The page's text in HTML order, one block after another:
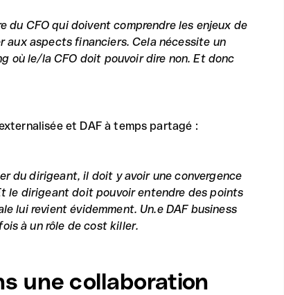
du CFO qui doivent comprendre les enjeux de
aspects financiers. Cela nécessite un
où le/la CFO doit pouvoir dire non. Et donc
et DAF à temps partagé :
du dirigeant, il doit y avoir une convergence
le dirigeant doit pouvoir entendre des points
lui revient évidemment. Un.e DAF business
à un rôle de cost killer.
une collaboration